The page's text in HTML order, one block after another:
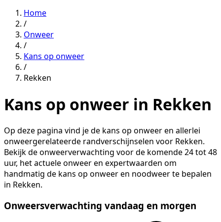
Home
/
Onweer
/
Kans op onweer
/
Rekken
Kans op onweer in Rekken
Op deze pagina vind je de kans op onweer en allerlei
onweergerelateerde randverschijnselen voor Rekken.
Bekijk de onweerverwachting voor de komende 24 tot 48
uur, het actuele onweer en expertwaarden om
handmatig de kans op onweer en noodweer te bepalen
in Rekken.
Onweersverwachting vandaag en morgen